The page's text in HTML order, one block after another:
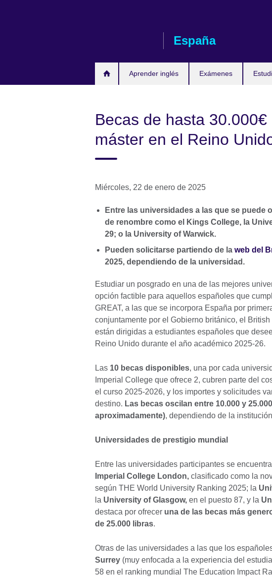
España
Aprender inglés Exámenes
Becas de hasta
máster en el Reino
Miércoles, 22 de enero de 2025
Entre las universidades a las que se puede
de renombre como el Kings College, la
29; o la University of Warwick.
Pueden solicitarse partiendo de la web del
2025, dependiendo de la universidad.
Estudiar un posgrado en una de las mejores
opción factible para aquellos españoles que
GREAT, a las que se incorpora España por
conjuntamente por el Gobierno británico, el
están dirigidas a estudiantes españoles que
Reino Unido durante el año académico 2025-26.
Las 10 becas disponibles, una por cada
Imperial College que ofrece 2, cubren parte del
el curso 2025-2026, y los importes y solicitudes
destino. Las becas oscilan entre 10.000 y
aproximadamente), dependiendo de la
Universidades de prestigio mundial
Entre las universidades participantes se
Imperial College London, clasificado como la
según THE World University Ranking 2025; la
la University of Glasgow, en el puesto 87, y la
destaca por ofrecer una de las becas más
de 25.000 libras.
Otras de las universidades a las que los
Surrey (muy enfocada a la experiencia del
58 en el ranking mundial The Education Impact